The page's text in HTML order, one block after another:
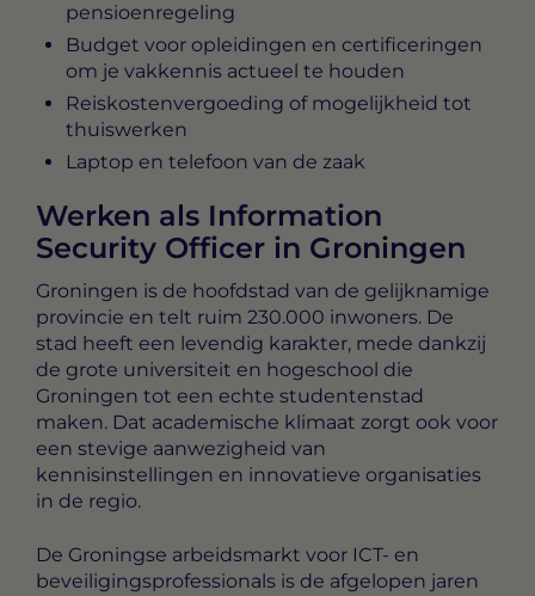
pensioenregeling
Budget voor opleidingen en certificeringen
om je vakkennis actueel te houden
Reiskostenvergoeding of mogelijkheid tot
thuiswerken
Laptop en telefoon van de zaak
Werken als Information
Security Officer in Groningen
Groningen is de hoofdstad van de gelijknamige
provincie en telt ruim 230.000 inwoners. De
stad heeft een levendig karakter, mede dankzij
de grote universiteit en hogeschool die
Groningen tot een echte studentenstad
maken. Dat academische klimaat zorgt ook voor
een stevige aanwezigheid van
kennisinstellingen en innovatieve organisaties
in de regio.
De Groningse arbeidsmarkt voor ICT- en
beveiligingsprofessionals is de afgelopen jaren